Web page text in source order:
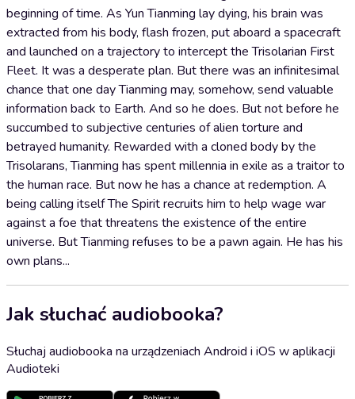
beginning of time. As Yun Tianming lay dying, his brain was
extracted from his body, flash frozen, put aboard a spacecraft
and launched on a trajectory to intercept the Trisolarian First
Fleet. It was a desperate plan. But there was an infinitesimal
chance that one day Tianming may, somehow, send valuable
information back to Earth. And so he does. But not before he
succumbed to subjective centuries of alien torture and
betrayed humanity. Rewarded with a cloned body by the
Trisolarans, Tianming has spent millennia in exile as a traitor to
the human race. But now he has a chance at redemption. A
being calling itself The Spirit recruits him to help wage war
against a foe that threatens the existence of the entire
universe. But Tianming refuses to be a pawn again. He has his
own plans...
Jak słuchać audiobooka?
Słuchaj audiobooka na urządzeniach Android i iOS w aplikacji
Audioteki